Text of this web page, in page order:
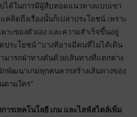
ได้ในการมีผู้สืบทอดแนวทางแบบเขา
คิดถึงเรื่องนั้นก็เปล่าประโยชน์ เพราะ
ะของตัวเอง และความสำเร็จขึ้นอยู่
ประโยชน์ “บางทีอาจมีคนที่ไม่ได้เดิน
มารถฝ่าทางตันด้วยเส้นทางที่แตกต่าง
พัฒนาเกมทุกคนควรสร้างเส้นทางของ
ตามใคร”
ารเทคโนโลยี เกม และไลฟ์สไตล์เพิ่ม